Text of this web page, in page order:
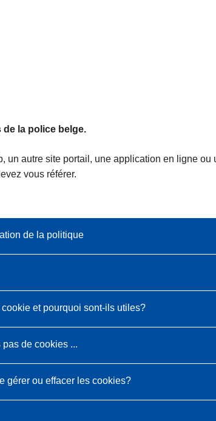
la police belge.
un autre site portail, une application en ligne
vous référer.
de la politique
cookie et pourquoi sont-ils utiles?
pas de cookies ...
gérer ou effacer les cookies?